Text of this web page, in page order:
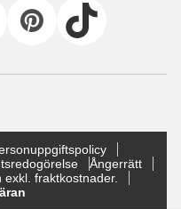
Ångerrätt
exkl. fraktkostnader.